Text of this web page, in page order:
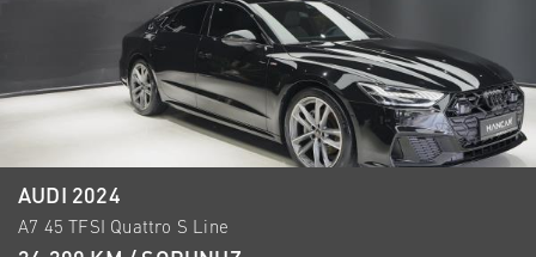
AUDI 2024
A7 45 TFSI Quattro S Line